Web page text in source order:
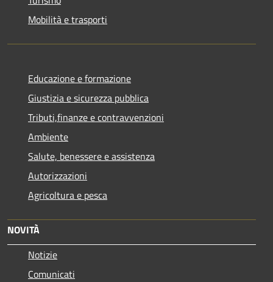
Mobilità e trasporti
Educazione e formazione
Giustizia e sicurezza pubblica
Tributi,finanze e contravvenzioni
Ambiente
Salute, benessere e assistenza
Autorizzazioni
Agricoltura e pesca
NOVITÀ
Notizie
Comunicati